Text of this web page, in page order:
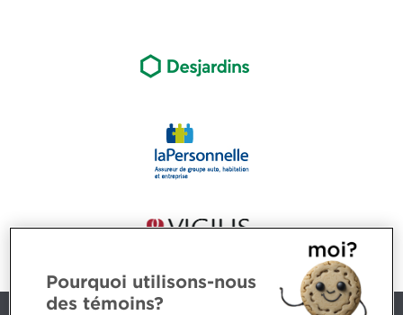
Pourquoi utilisons-nous
des témoins?